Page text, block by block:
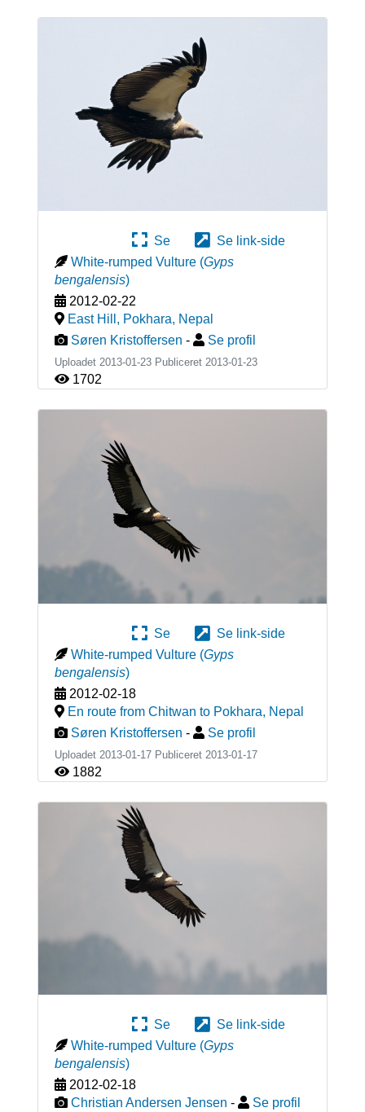
Se
Se link-side
White-rumped Vulture (Gyps
bengalensis)
2012-02-22
East Hill, Pokhara, Nepal
Søren Kristoffersen - Se profil
Uploadet 2013-01-23 Publiceret 2013-01-23
1702
Se
Se link-side
White-rumped Vulture (Gyps
bengalensis)
2012-02-18
En route from Chitwan to Pokhara, Nepal
Søren Kristoffersen - Se profil
Uploadet 2013-01-17 Publiceret 2013-01-17
1882
Se
Se link-side
White-rumped Vulture (Gyps
bengalensis)
2012-02-18
Christian Andersen Jensen - Se profil